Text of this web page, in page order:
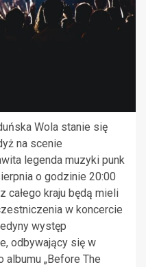
Wola stanie się
na scenie
legenda muzyki punk
o godzinie 20:00
całego kraju będą mieli
w koncercie
występ
odbywający się w
albumu „Before The